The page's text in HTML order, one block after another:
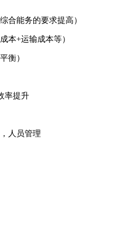
合能务的要求提高）
本+运输成本等）
衡）
率提升
人员管理